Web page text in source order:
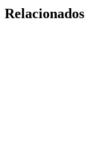
Relacionados